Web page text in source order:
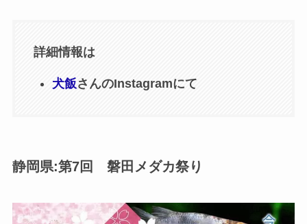
詳細情報は
犬飯さんのInstagramにて
静岡県:第7回 磐田メダカ祭り